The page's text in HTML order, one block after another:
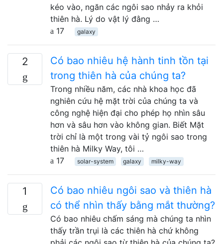
kéo vào, ngăn các ngôi sao nhảy ra khỏi
thiên hà. Lý do vật lý đằng …
17
galaxy
2
Có bao nhiêu hệ hành tinh tồn tại
trong thiên hà của chúng ta?
Trong nhiều năm, các nhà khoa học đã
nghiên cứu hệ mặt trời của chúng ta và
công nghệ hiện đại cho phép họ nhìn sâu
hơn và sâu hơn vào không gian. Biết Mặt
trời chỉ là một trong vài tỷ ngôi sao trong
thiên hà Milky Way, tôi …
17
solar-system galaxy milky-way
1
Có bao nhiêu ngôi sao và thiên hà
có thể nhìn thấy bằng mắt thường?
Có bao nhiêu chấm sáng mà chúng ta nhìn
thấy trần trụi là các thiên hà chứ không